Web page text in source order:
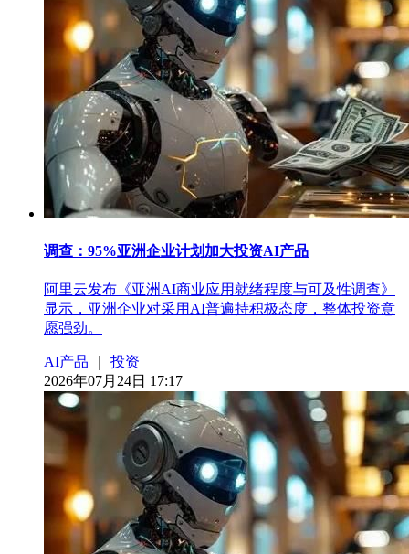
调查：95%亚洲企业计划加大投资AI产品
阿里云发布《亚洲AI商业应用就绪程度与可及性调查》
显示，亚洲企业对采用AI普遍持积极态度，整体投资意
愿强劲。
AI产品
投资
2026年07月24日 17:17